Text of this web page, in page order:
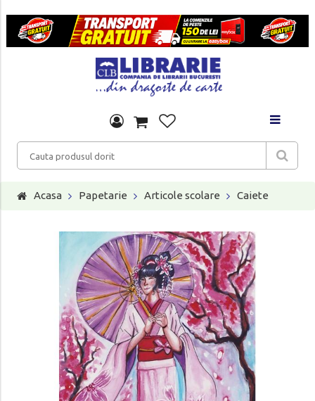
Acasa Papetarie Articole scolare Caiete